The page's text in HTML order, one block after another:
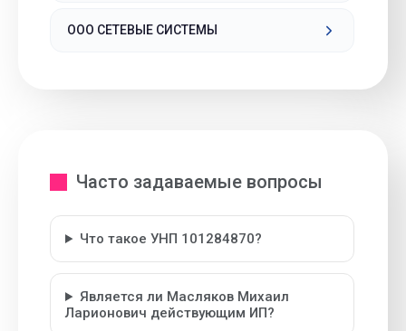
ООО СЕТЕВЫЕ СИСТЕМЫ
Часто задаваемые вопросы
Что такое УНП 101284870?
Является ли Масляков Михаил
Ларионович действующим ИП?